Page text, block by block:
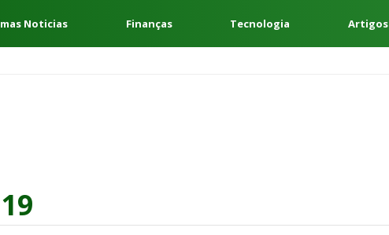
Noticias Finanças Tecnologia Artigos